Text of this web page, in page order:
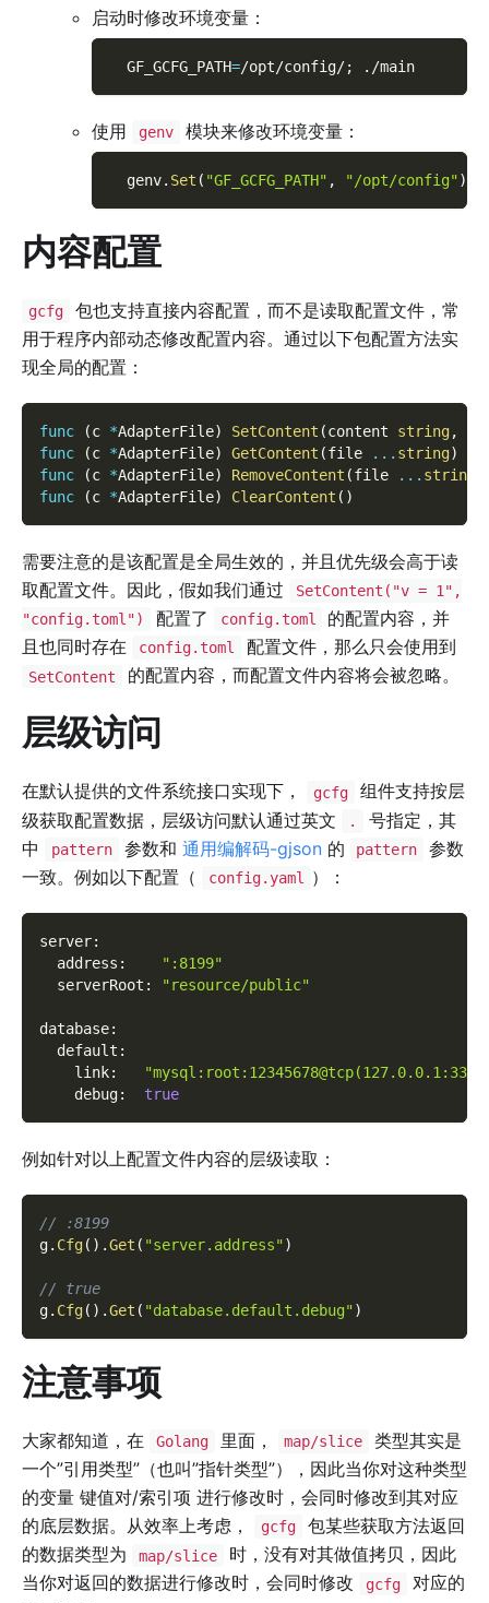
启动时修改环境变量：
GF_GCFG_PATH=/opt/config/; ./main
使用 genv 模块来修改环境变量：
  genv
. Set ( "GF_GCFG_PATH" , "/opt/config")
内容配置
gcfg
包也支持直接内容配置，而不是读取配置文件，常
用于程序内部动态修改配置内容。通过以下包配置方法实
现全局的配置：
func (c *AdapterFile) SetContent (content string,
func
(c *AdapterFile) GetContent (file ... string)
func
(c *AdapterFile) RemoveContent (file ... string
func
(c *AdapterFile) ClearContent ( )
需要注意的是该配置是全局生效的，并且优先级会高于读
取配置文件。因此，假如我们通过
SetContent("v = 1",
"config.toml")
配置了 config.toml
的配置内容，并
且也同时存在
config.toml 配置文件，那么只会使用到
SetContent 的配置内容，而配置文件内容将会被忽略。
层级访问
在默认提供的文件系统接口实现下， gcfg
组件支持按层
级获取配置数据，层级访问默认通过英文
.
号指定，其
中
pattern 参数和 通用编解码-gjson的 pattern
参数
一致。例如以下配置（
config.yaml ）：
server:
address :
":8199"
serverRoot : "resource/public"
database:
default :
link:
debug: true
例如针对以上配置文件内容的层级读取：
// :8199
g. Cfg( ) .Get ( "server.address")
// true
g. Cfg( ) .Get ( "database.default.debug")
注意事项
大家都知道，在 Golang 里面， map/slice
类型其实是
一个”引用类型”（也叫”指针类型”），因此当你对这种类型
的变量 键值对/索引项 进行修改时，会同时修改到其对应
的底层数据。从效率上考虑，
gcfg
包某些获取方法返回
的数据类型为
map/slice
时，没有对其做值拷贝，因此
当你对返回的数据进行修改时，会同时修改
gcfg
对应的